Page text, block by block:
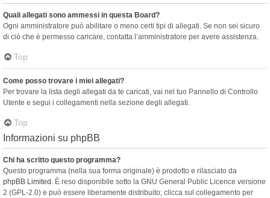
Quali allegati sono ammessi in questa Board?
Ogni amministratore può abilitare o meno certi tipi di allegati. Se non sei sicuro
di ciò che è permesso caricare, contatta l’amministratore per avere assistenza.
Top
Come posso trovare i miei allegati?
Per trovare la lista degli allegati da te caricati, vai nel tuo Pannello di Controllo
Utente e segui i collegamenti nella sezione degli allegati.
Top
Informazioni su phpBB
Chi ha scritto questo programma?
Questo programma (nella sua forma originale) è prodotto e rilasciato da
phpBB Limited . È reso disponibile sotto la GNU General Public Licence versione
2 (GPL-2.0) e può essere liberamente distribuito; clicca sul collegamento per